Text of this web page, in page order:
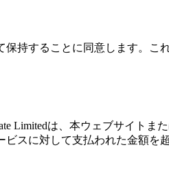
持することに同意します。
Limitedは、本ウェブサイト
スに対して支払われた金額を